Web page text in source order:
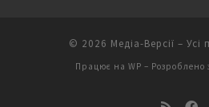
© 2026 Медіа-Версії – Усі
Працює на WP – Розроблено